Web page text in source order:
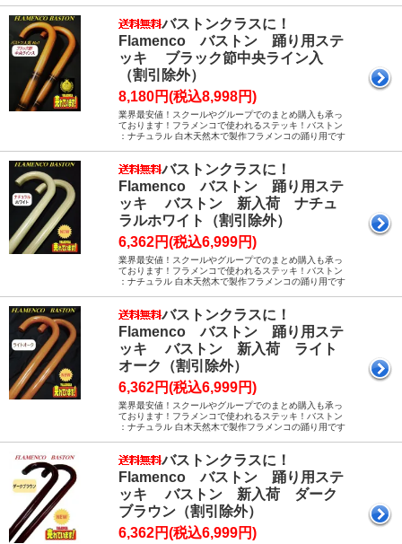
バストンクラスに！
Flamenco バストン 踊り用ステ
ッキ ブラック節中央ライン入
（割引除外）
8,180円(税込8,998円)
業界最安値！スクールやグループでのまとめ購入も承っ
ております！フラメンコで使われるステッキ！バストン
：ナチュラル 白木天然木で製作フラメンコの踊り用です
バストンクラスに！
Flamenco バストン 踊り用ステ
ッキ バストン 新入荷 ナチュ
ラルホワイト（割引除外）
6,362円(税込6,999円)
業界最安値！スクールやグループでのまとめ購入も承っ
ております！フラメンコで使われるステッキ！バストン
：ナチュラル 白木天然木で製作フラメンコの踊り用です
バストンクラスに！
Flamenco バストン 踊り用ステ
ッキ バストン 新入荷 ライト
オーク（割引除外）
6,362円(税込6,999円)
業界最安値！スクールやグループでのまとめ購入も承っ
ております！フラメンコで使われるステッキ！バストン
：ナチュラル 白木天然木で製作フラメンコの踊り用です
バストンクラスに！
Flamenco バストン 踊り用ステ
ッキ バストン 新入荷 ダーク
ブラウン（割引除外）
6,362円(税込6,999円)